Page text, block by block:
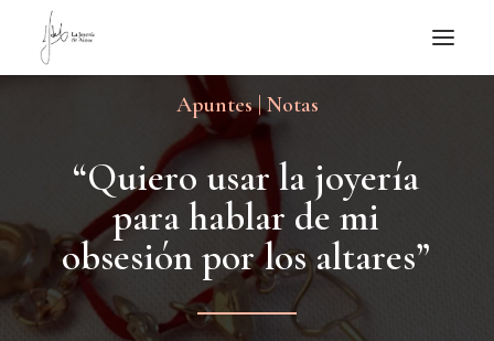
NOTICIAS DE JOYERÍA CONTEMPORÁNEA
DE VISITA
APUNTES
QUIÉN SOY
Apuntes | Notas
“Quiero usar la joyería
parahablar de mi
obsesiónporlos altares”